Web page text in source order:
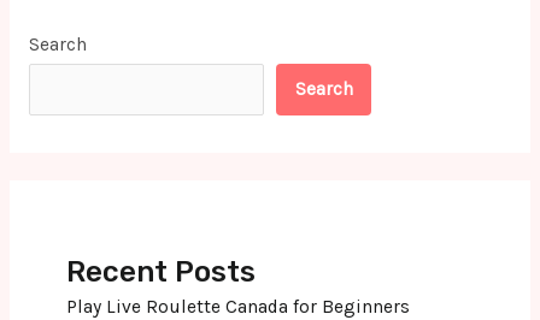
Search
Search
Recent Posts
Play Live Roulette Canada for Beginners